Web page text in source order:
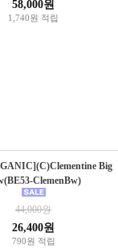
58,000원
1,740원 적립
Big
ClemenBw)
44,000원
26,400원
790원 적립